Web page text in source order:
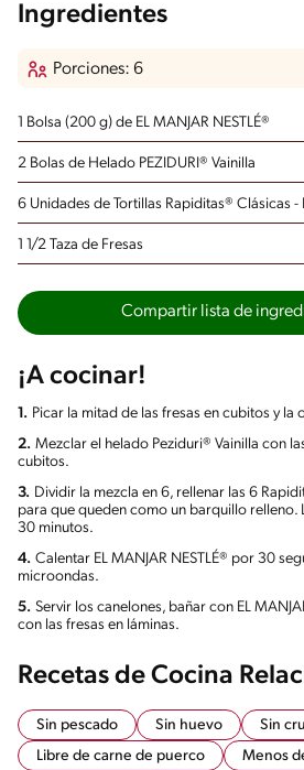
Ingredientes
Porciones: 6
1 Bolsa (200 g) de EL MANJAR NESTLÉ®
2 Bolas de Helado PEZIDURI® Vainilla
6 Unidades de Tortillas Rapiditas® Clásicas -
1 1/2 Taza de Fresas
Compartir lista de
¡A cocinar!
1. Picar la mitad de las fresas en cubitos y la
2. Mezclar el helado Peziduri® Vainilla con
cubitos.
3. Dividir la mezcla en 6, rellenar las 6
para que queden como un barquillo relleno.
30 minutos.
4. Calentar EL MANJAR NESTLÉ® por 30
microondas.
5. Servir los canelones, bañar con EL
con las fresas en láminas.
Recetas de Cocina
Sin pescado Sin huevo
Sin
Libre de carne de puerco
Menos